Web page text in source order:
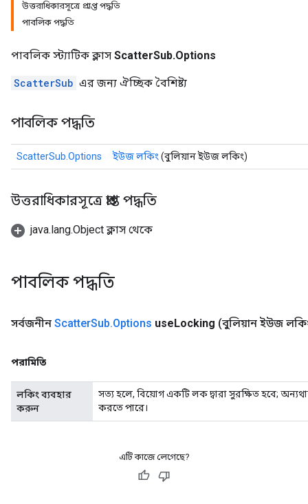
উত্তরাধিকারসূত্রে প্রাপ্ত পদ্ধতি
পাবলিক পদ্ধতি
পাবলিক স্ট্যাটিক ক্লাস ScatterSub.Options
ScatterSub এর জন্য ঐচ্ছিক বৈশিষ্ট্য
পাবলিক পদ্ধতি
ScatterSub.Options ইউজ লকিং (বুলিয়ান ইউজ লকিং)
উত্তরাধিকারসূত্রে প্রাপ্ত পদ্ধতি
java.lang.Object ক্লাস থেকে
পাবলিক পদ্ধতি
সর্বজনীন ScatterSub.Options useLocking (বুলিয়ান ইউজ
পরামিতি
লকিং ব্যবহার
করুন
সত্য হলে, বিয়োগ একটি লক দ্বারা সুরক্ষিত হবে;
করতে পারে।
এটি কাজে লেগেছে?